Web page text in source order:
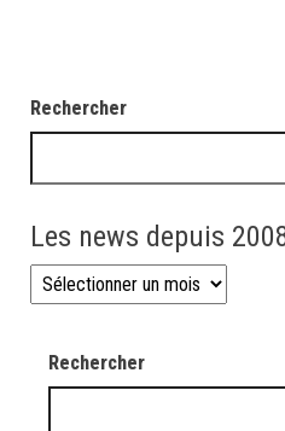
Rechercher
Les news depuis
Les news depuis 2008
Rechercher